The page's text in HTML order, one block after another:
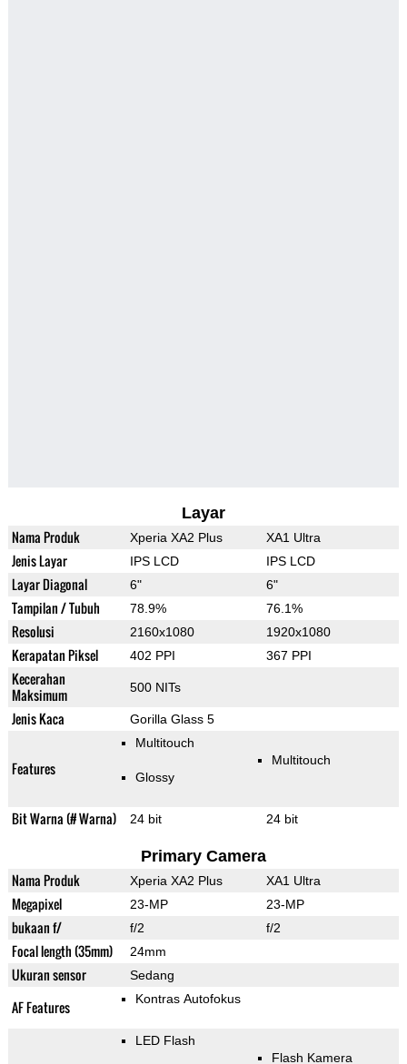
Layar
Nama Produk Xperia XA2 Plus XA1 Ultra
Jenis Layar IPS LCD IPS LCD
Layar Diagonal 6" 6"
Tampilan / Tubuh 78.9% 76.1%
Resolusi 2160x1080 1920x1080
Kerapatan Piksel 402 PPI 367 PPI
Kecerahan
Maksimum
500 NITs
Jenis Kaca Gorilla Glass 5
Features
Multitouch
Glossy
Multitouch
Bit Warna (# Warna) 24 bit 24 bit
Primary Camera
Nama Produk Xperia XA2 Plus XA1 Ultra
Megapixel 23-MP 23-MP
bukaan f/ f/2 f/2
Focal length (35mm) 24mm
Ukuran sensor Sedang
AF Features Kontras Autofokus
LED Flash
Flash Kamera